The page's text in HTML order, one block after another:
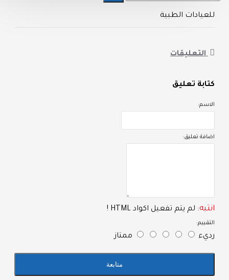
الطبية
التعليقات
تعليق
تعليق:
لم يتم تفعيل اكواد HTML !
ممتاز